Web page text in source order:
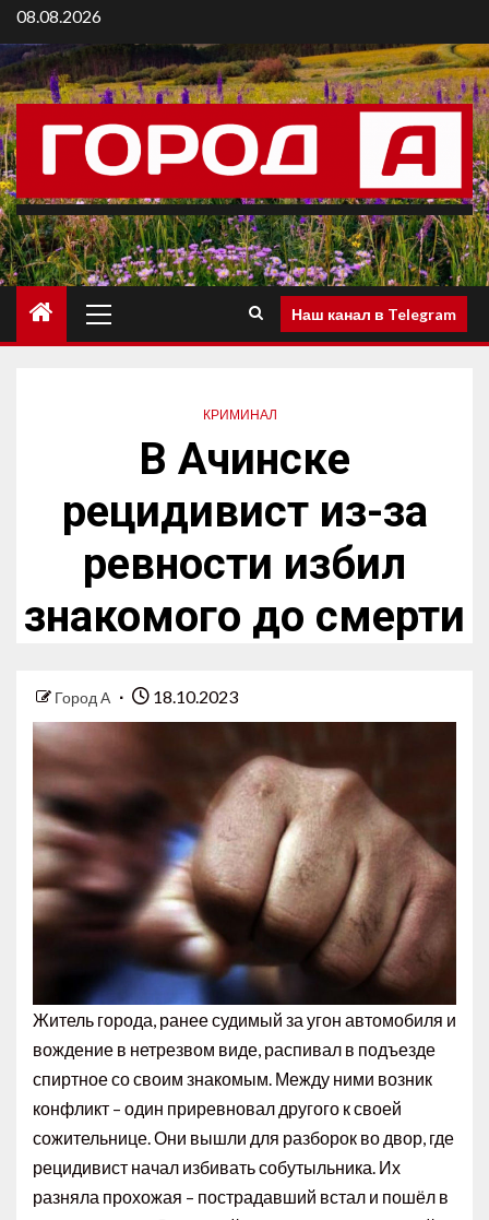
08.08.2026
Наш канал в Telegram
КРИМИНАЛ
В Ачинске
рецидивист из-за
ревности избил
знакомого до смерти
Город А 18.10.2023
Житель города, ранее судимый за угон автомобиля и
вождение в нетрезвом виде, распивал в подъезде
спиртное со своим знакомым. Между ними возник
конфликт – один приревновал другого к своей
сожительнице. Они вышли для разборок во двор, где
рецидивист начал избивать собутыльника. Их
разняла прохожая – пострадавший встал и пошёл в